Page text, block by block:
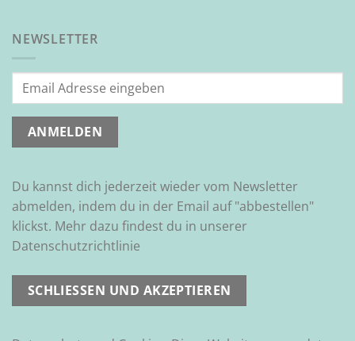
NEWSLETTER
Du kannst dich jederzeit wieder vom Newsletter
abmelden, indem du in der Email auf "abbestellen"
klickst. Mehr dazu findest du in unserer
Datenschutzrichtlinie